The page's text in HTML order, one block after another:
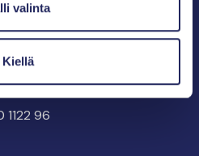
valinta
Kiellä
1122 96